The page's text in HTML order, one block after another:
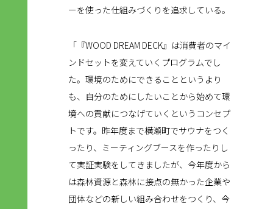
ーを使った仕組みづくりを追求している。
「『WOOD DREAM DECK』は消費者のマイ
ンドセットを変えていくプログラムでし
た。環境のためにできることというより
も、自分のためにしたいことから始めて環
境への貢献につなげていくというコンセプ
トです。昨年度まで横瀬町でサウナをつく
ったり、ミーティングブースを作ったりし
て実証実験をしてきましたが、今年度から
は森林資源と森林に接点の無かった企業や
団体などの新しい組み合わせをつくり、今